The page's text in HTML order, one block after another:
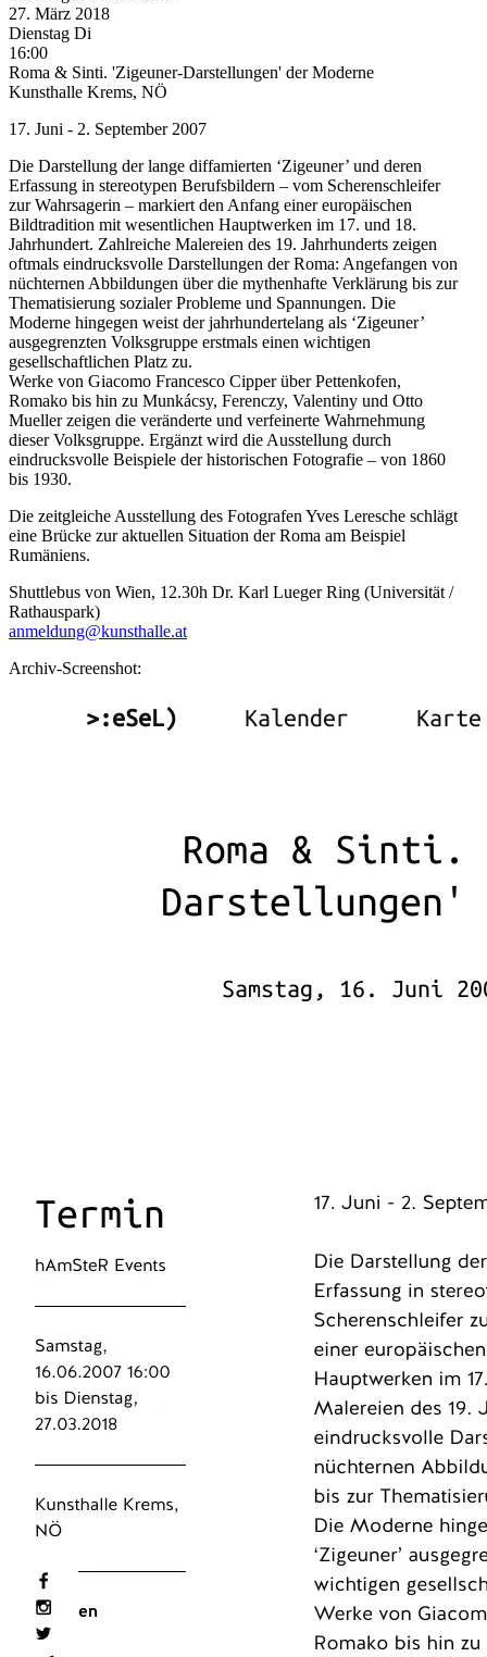
27. März 2018
Dienstag Di
16:00
Roma & Sinti. 'Zigeuner-Darstellungen' der Moderne
Kunsthalle Krems, NÖ
17. Juni - 2. September 2007
Die Darstellung der lange diffamierten ‘Zigeuner’ und deren
Erfassung in stereotypen Berufsbildern – vom Scherenschleifer
zur Wahrsagerin – markiert den Anfang einer europäischen
Bildtradition mit wesentlichen Hauptwerken im 17. und 18.
Jahrhundert. Zahlreiche Malereien des 19. Jahrhunderts zeigen
oftmals eindrucksvolle Darstellungen der Roma: Angefangen von
nüchternen Abbildungen über die mythenhafte Verklärung bis zur
Thematisierung sozialer Probleme und Spannungen. Die
Moderne hingegen weist der jahrhundertelang als ‘Zigeuner’
ausgegrenzten Volksgruppe erstmals einen wichtigen
gesellschaftlichen Platz zu.
Werke von Giacomo Francesco Cipper über Pettenkofen,
Romako bis hin zu Munkácsy, Ferenczy, Valentiny und Otto
Mueller zeigen die veränderte und verfeinerte Wahrnehmung
dieser Volksgruppe. Ergänzt wird die Ausstellung durch
eindrucksvolle Beispiele der historischen Fotografie – von 1860
bis 1930.
Die zeitgleiche Ausstellung des Fotografen Yves Leresche schlägt
eine Brücke zur aktuellen Situation der Roma am Beispiel
Rumäniens.
Shuttlebus von Wien, 12.30h Dr. Karl Lueger Ring (Universität /
Rathauspark)
anmeldung@kunsthalle.at
Archiv-Screenshot: